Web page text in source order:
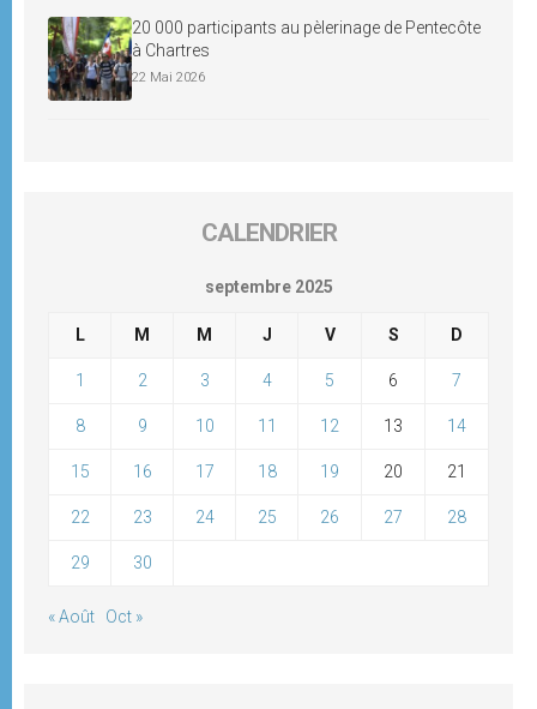
20 000 participants au pèlerinage de Pentecôte
à Chartres
22 Mai 2026
CALENDRIER
septembre 2025
L M M J V S D
1 2 3 4 5 6 7
8 9 10 11 12 13 14
15 16 17 18 19 20 21
22 23 24 25 26 27 28
29 30
« Août Oct »